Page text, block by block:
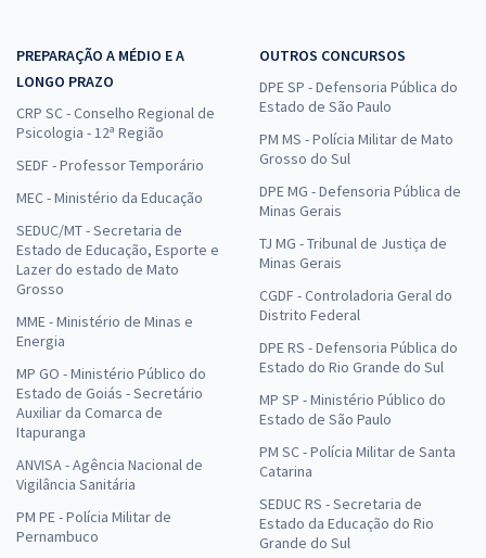
PREPARAÇÃO A MÉDIO E A
LONGO PRAZO
CRP SC - Conselho Regional de
Psicologia - 12ª Região
SEDF - Professor Temporário
MEC - Ministério da Educação
SEDUC/MT - Secretaria de
Estado de Educação, Esporte e
Lazer do estado de Mato
Grosso
MME - Ministério de Minas e
Energia
MP GO - Ministério Público do
Estado de Goiás - Secretário
Auxiliar da Comarca de
Itapuranga
ANVISA - Agência Nacional de
Vigilância Sanitária
PM PE - Polícia Militar de
Pernambuco
OUTROS CONCURSOS
DPE SP - Defensoria Pública do
Estado de São Paulo
PM MS - Polícia Militar de Mato
Grosso do Sul
DPE MG - Defensoria Pública de
Minas Gerais
TJ MG - Tribunal de Justiça de
Minas Gerais
CGDF - Controladoria Geral do
Distrito Federal
DPE RS - Defensoria Pública do
Estado do Rio Grande do Sul
MP SP - Ministério Público do
Estado de São Paulo
PM SC - Polícia Militar de Santa
Catarina
SEDUC RS - Secretaria de
Estado da Educação do Rio
Grande do Sul